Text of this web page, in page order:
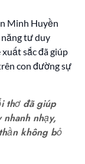
Minh Huyền
tư duy
sắc đã giúp
con đường sự
thơ đã giúp
nhạy,
không bỏ